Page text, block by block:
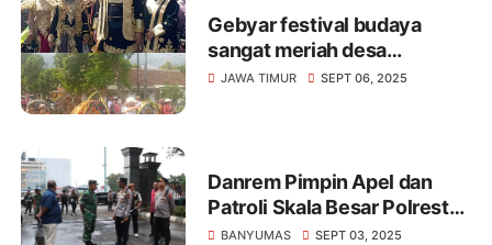
Gebyar festival budaya
sangat meriah desa
pondokdalem semboro
JAWA TIMUR SEPT 06, 2025
Danrem Pimpin Apel dan
Patroli Skala Besar Polresta
Banyumas Bersama
BANYUMAS SEPT 03, 2025